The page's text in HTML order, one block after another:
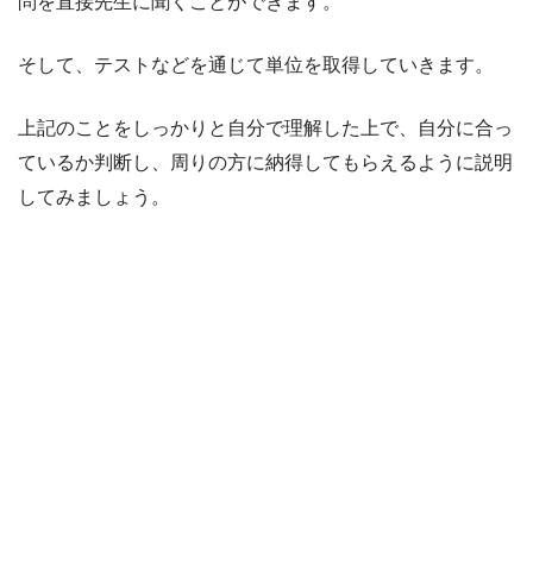
そして、テストなどを通じて単位を取得していきます。
上記のことをしっかりと自分で理解した上で、自分に合っ
ているか判断し、周りの方に納得してもらえるように説明
してみましょう。